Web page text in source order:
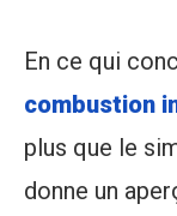
En ce qui
combustion
plus que le
donne un